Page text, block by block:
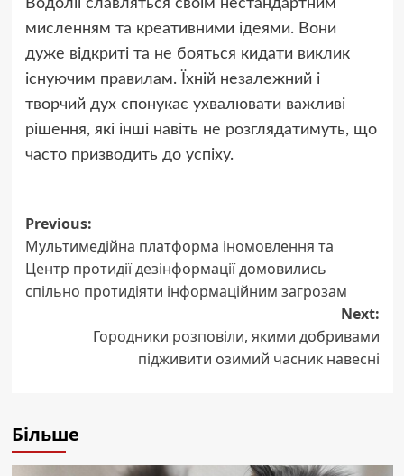
Водолії славляться своїм нестандартним
мисленням та креативними ідеями. Вони
дуже відкриті та не бояться кидати виклик
існуючим правилам. Їхній незалежний і
творчий дух спонукає ухвалювати важливі
рішення, які інші навіть не розглядатимуть, що
часто призводить до успіху.
Post
navigation
Previous:
Мультимедійна платформа іномовлення та
Центр протидії дезінформації домовились
спільно протидіяти інформаційним загрозам
Next:
Городники розповіли, якими добривами
підживити озимий часник навесні
Більше